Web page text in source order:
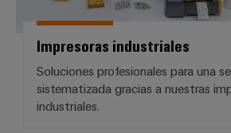
Impresoras industriales
Soluciones profesionales para una
sistematizada gracias a nuestras
industriales.